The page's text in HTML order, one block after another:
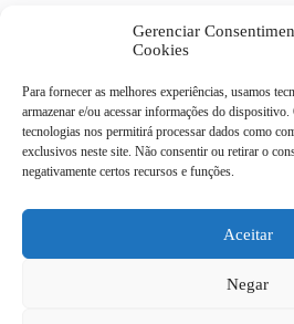
Gerenciar
Cookies
Para fornecer as melhores experiências, usamos
armazenar e/ou acessar informações do dispositivo.
tecnologias nos permitirá processar dados como
exclusivos neste site. Não consentir ou retirar o
negativamente certos recursos e funções.
Aceitar
Negar
SOQUETE FLUORESCENTE REDY
Casa do Eletricista Mix
centro - Campinas/SP